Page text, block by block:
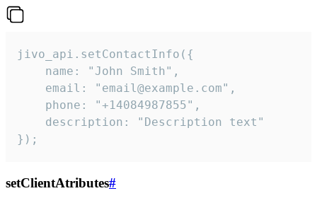
jivo_api.setContactInfo({
    name: "John Smith",
    email: "email@example.com",
    phone: "+14084987855",
    description: "Description text"
});
setClientAtributes#